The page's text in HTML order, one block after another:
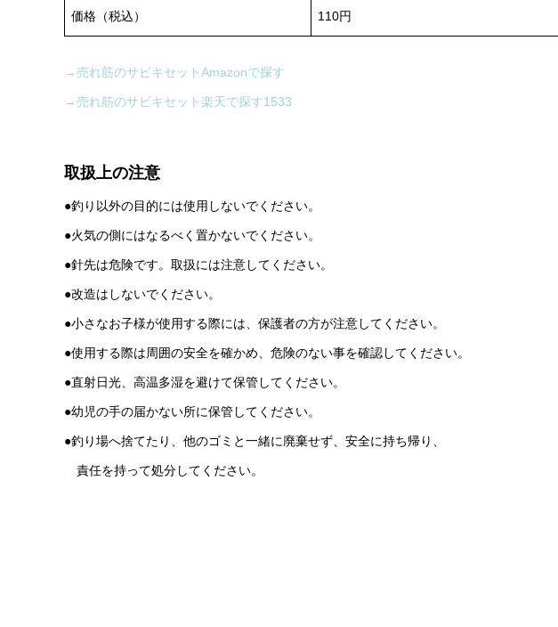
価格（税込） 110円
→売れ筋のサビキセットAmazonで探す
→売れ筋のサビキセット楽天で探す1533
取扱上の注意
●釣り以外の目的には使用しないでください。
●火気の側にはなるべく置かないでください。
●針先は危険です。取扱には注意してください。
●改造はしないでください。
●小さなお子様が使用する際には、保護者の方が注意してください。
●使用する際は周囲の安全を確かめ、危険のない事を確認してください。
●直射日光、高温多湿を避けて保管してください。
●幼児の手の届かない所に保管してください。
●釣り場へ捨てたり、他のゴミと一緒に廃棄せず、安全に持ち帰り、
責任を持って処分してください。